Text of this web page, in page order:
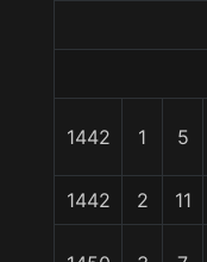
1442 1 5
1442 2 11